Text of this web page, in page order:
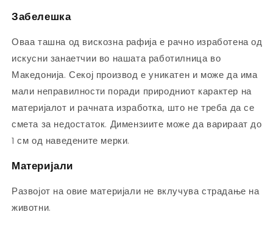
Забелешка
Оваа ташна од вискозна рафија е рачно изработена од
искусни занаетчии во нашата работилница во
Македонија. Секој производ е уникатен и може да има
мали неправилности поради природниот карактер на
материјалот и рачната изработка, што не треба да се
смета за недостаток. Димензиите може да варираат до
1 см од наведените мерки.
Материјали
Развојот на овие материјали не вклучува страдање на
животни.